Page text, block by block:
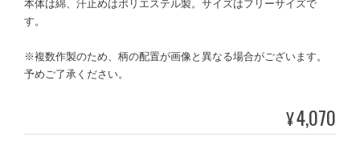
本体は綿、汗止めはポリエステル製。サイズはフリーサイズで
す。
※複数作製のため、柄の配置が画像と異なる場合がございます。
予めご了承ください。
¥4,070